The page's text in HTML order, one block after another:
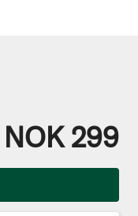
NOK 299